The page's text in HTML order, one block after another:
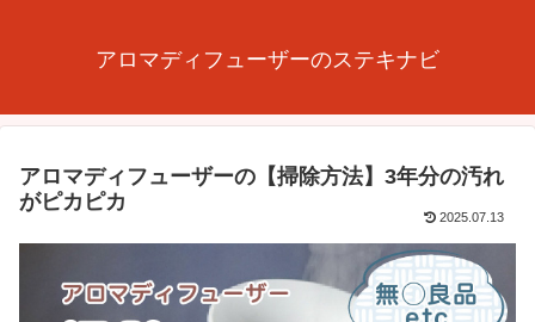
アロマディフューザーのステキナビ
アロマディフューザーの【掃除方法】3年分の汚れ
がピカピカ
2025.07.13